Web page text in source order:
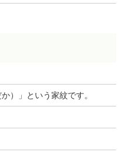
）」という家紋です。